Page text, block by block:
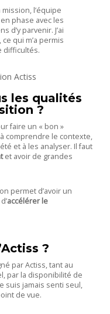
l’équipe
phase avec les
d’y parvenir. J’ai
qui m’a permis
difficultés.
les qualités
?
faire un « bon »
comprendre le contexte,
et à les analyser. Il faut
et avoir de grandes
permet d’avoir un
accélérer le
?
parActiss, tant au
par la disponibilité de
suis jamais senti seul,
de vue.